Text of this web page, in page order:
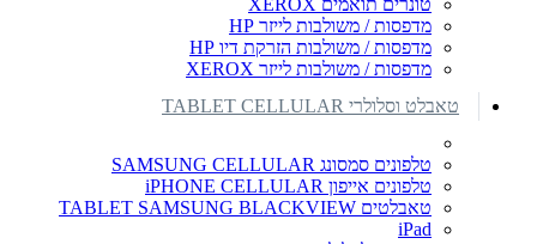
טונרים תואמים XEROX
מדפסות / משולבות לייזר HP
מדפסות / משולבות הזרקת דיו HP
מדפסות / משולבות לייזר XEROX
טאבלט וסלולרי TABLET CELLULAR
טלפונים סמסונג SAMSUNG CELLULAR
טלפונים אייפון iPHONE CELLULAR
טאבלטים TABLET SAMSUNG BLACKVIEW
iPad